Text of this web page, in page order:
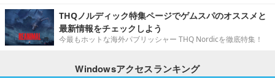
THQノルディック特集ページでゲムスパのオススメと
最新情報をチェックしよう
今最もホットな海外パブリッシャー THQ Nordicを徹底特集！
Windowsアクセスランキング